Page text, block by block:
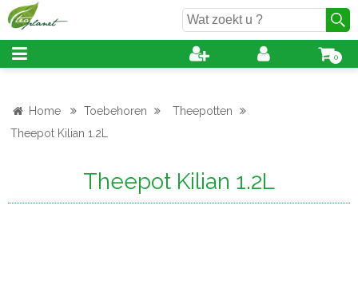
0
Home Toebehoren
Theepotten
Theepot Kilian 1.2L
Theepot Kilian 1.2L